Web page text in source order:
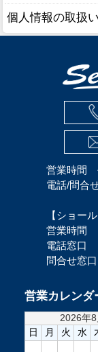
個人情報の取扱
営業時間
電話/問合
【ショー
営業時間
電話窓口
問合せ窓
営業カレンダ